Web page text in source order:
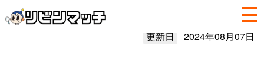
更新日 2024年08月07日